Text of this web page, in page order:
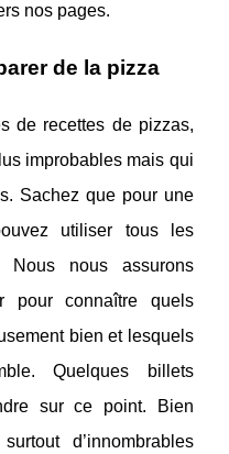
nos pages.
de la pizza
de recettes de pizzas,
improbables mais qui
Sachez que pour une
utiliser tous les
Nous nous assurons
pour connaître quels
bien et lesquels
Quelques billets
sur ce point. Bien
d’innombrables